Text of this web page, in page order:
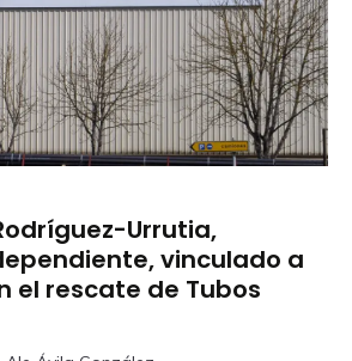
Urrutia,
vinculado a
el rescate de Tubos